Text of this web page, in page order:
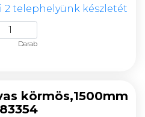
2 telephelyünk készletét
Darab
körmös,1500mm